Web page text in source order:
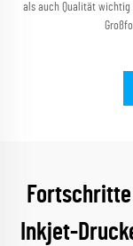
als auch Qualität wichtig
Inkjet-